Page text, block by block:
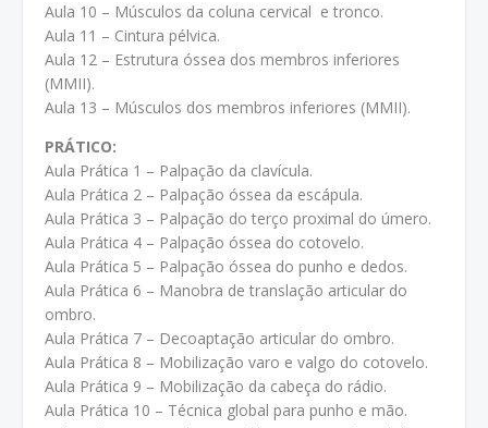
Aula 10 – Músculos da coluna cervical e tronco.
Aula 11 – Cintura pélvica.
Aula 12 – Estrutura óssea dos membros inferiores
(MMII).
Aula 13 – Músculos dos membros inferiores (MMII).
PRÁTICO:
Aula Prática 1 – Palpação da clavícula.
Aula Prática 2 – Palpação óssea da escápula.
Aula Prática 3 – Palpação do terço proximal do úmero.
Aula Prática 4 – Palpação óssea do cotovelo.
Aula Prática 5 – Palpação óssea do punho e dedos.
Aula Prática 6 – Manobra de translação articular do
ombro.
Aula Prática 7 – Decoaptação articular do ombro.
Aula Prática 8 – Mobilização varo e valgo do cotovelo.
Aula Prática 9 – Mobilização da cabeça do rádio.
Aula Prática 10 – Técnica global para punho e mão.